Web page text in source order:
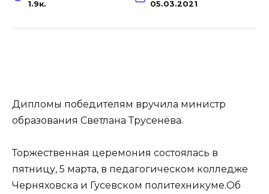
1.9к. 05.03.2021
Дипломы победителям вручила министр
образования Светлана Трусенёва.
Торжественная церемония состоялась в
пятницу, 5 марта, в педагогическом колледже
Черняховска и Гусевском политехникуме.Об